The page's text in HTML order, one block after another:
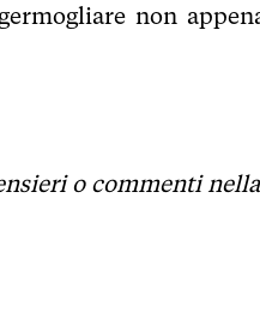
non
o commenti